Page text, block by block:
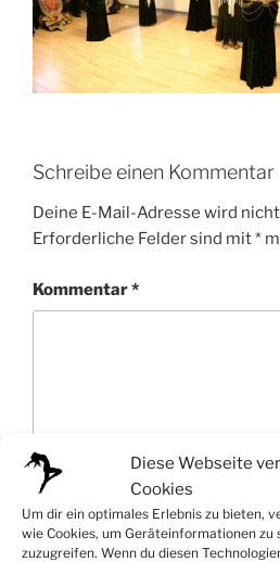
Diese Webseite
Cookies
Um dir ein optimales Erlebnis zu bieten,
wie Cookies, um Geräteinformationen
zuzugreifen. Wenn du diesen
Schreibe einen Kommentar
Deine E-Mail-Adresse wird
Erforderliche Felder sind mit*
Kommentar*